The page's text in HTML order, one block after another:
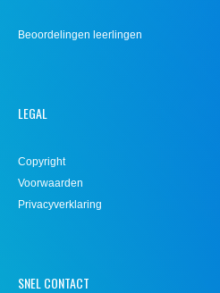
Beoordelingen leerlingen
LEGAL
Copyright
Voorwaarden
Privacyverklaring
SNEL CONTACT